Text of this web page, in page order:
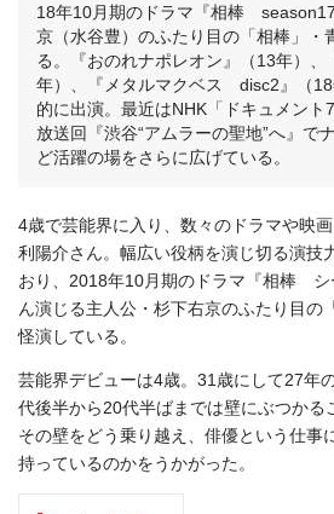
18年10月期のドラマ『相棒
京（水谷豊）のふたり目の「相棒」・
る。『おのれナポレオン』（13年）、
年）、『メタルマクベス disc2』（18
的に出演。最近はNHK「ドキュメント
放送回『渋谷“アムラーの聖地”へ』で
ど活躍の場をさらに広げている。
4歳で芸能界に入り、数々のドラマや映
利陽介さん。幅広い役柄を演じ切る演技
おり、2018年10月期のドラマ『相棒 シ
ん演じる主人公・杉下右京のふたり目の
怪演している。
芸能界デビューは4歳。31歳にして27年
代後半から20代半ばまでは壁にぶつかる
その壁をどう乗り越え、俳優という仕事
持っているのかをうかがった。